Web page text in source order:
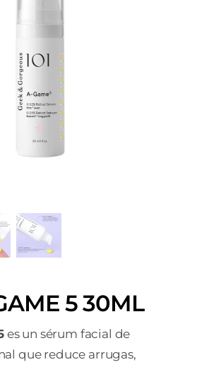
5 30ML
es un sérum facial de
que reduce arrugas,